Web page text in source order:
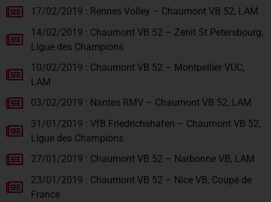
17/02/2019 : Rennes Volley – Chaumont VB 52, LAM
14/02/2019 : Chaumont VB 52 – Zenit St Petersbourg,
Ligue des Champions
10/02/2019 : Chaumont VB 52 – Montpellier VUC,
LAM
03/02/2019 : Nantes RMV – Chaumont VB 52, LAM
31/01/2019 : VfB Friedrichshafen – Chaumont VB 52,
Ligue des Champions
27/01/2019 : Chaumont VB 52 – Narbonne VB, LAM
23/01/2019 : Chaumont VB 52 – Nice VB, Coupe de
France